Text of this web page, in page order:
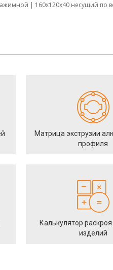
| 160х120х40 несущий по
Матрица экструзии
профиля
Калькулятор
изделий